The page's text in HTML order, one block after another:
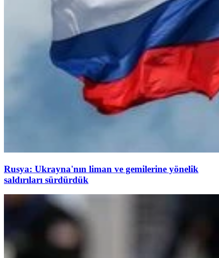
Rusya: Ukrayna'nın liman ve gemilerine yönelik
saldırıları sürdürdük